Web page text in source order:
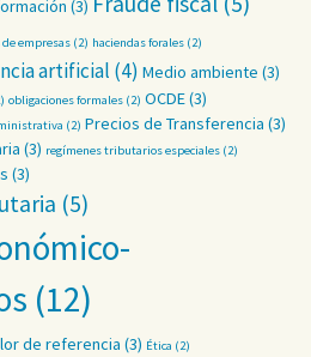
(3)
de empresas (2) haciendas forales (2)
artificial (4) Medio ambiente (3)
obligaciones formales (2) OCDE(3)
(2) Precios de Transferencia (3)
(3) regímenes tributarios especiales (2)
(3)
(5)
(12)
de referencia (3) Ética (2)